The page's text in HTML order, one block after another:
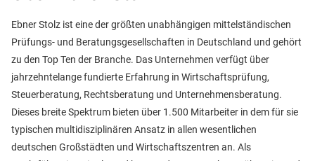
Ebner Stolz ist eine der größten unabhängigen mittelständischen
Prüfungs- und Beratungsgesellschaften in Deutschland und gehört
zu den Top Ten der Branche. Das Unternehmen verfügt über
jahrzehntelange fundierte Erfahrung in Wirtschaftsprüfung,
Steuerberatung, Rechtsberatung und Unternehmensberatung.
Dieses breite Spektrum bieten über 1.500 Mitarbeiter in dem für sie
typischen multidisziplinären Ansatz in allen wesentlichen
deutschen Großstädten und Wirtschaftszentren an. Als